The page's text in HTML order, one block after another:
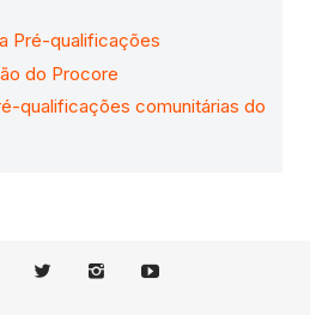
Pré-qualificações
do Procore
qualificações comunitárias do